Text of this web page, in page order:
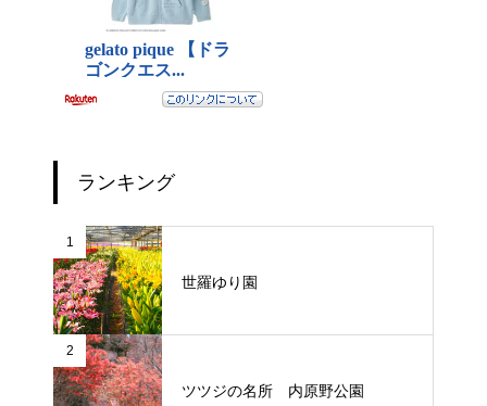
ランキング
1
世羅ゆり園
2
ツツジの名所 内原野公園